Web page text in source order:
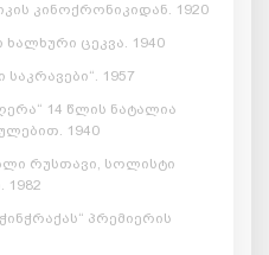
კინოქრონიკიდან. 1920
ხალხური ცეკვა. 1940
1957
14 წლის ნატალია
1940
რუსთავი, სოლისტი
1982
პრემიერის